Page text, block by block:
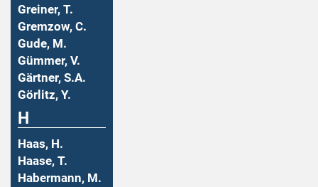
Greiner, T.
Gremzow, C.
Gude, M.
Gümmer, V.
Gärtner, S.A.
Görlitz, Y.
H
Haas, H.
Haase, T.
Habermann, M.